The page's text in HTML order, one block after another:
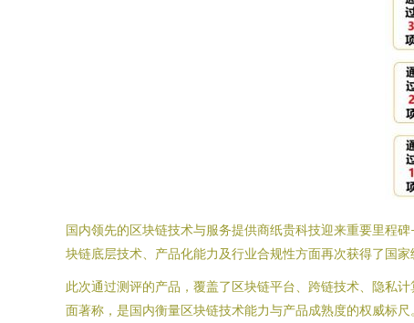
国内领先的区块链技术与服务提供商纸贵科技迎来重要里程
块链底层技术、产品化能力及行业合规性方面再次获得了国
此次通过测评的产品，覆盖了区块链平台、跨链技术、隐私
面著称，是国内衡量区块链技术能力与产品成熟度的权威标